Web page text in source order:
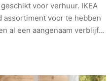
voor verhuur. IKEA
assortiment voor te hebben
al een aangenaam verblijf…